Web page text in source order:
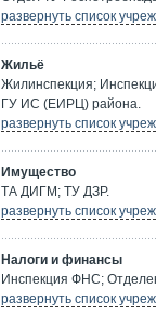
развернуть список
Жильё
Жилинспекция;
ГУ ИС (ЕИРЦ) района.
развернуть список
Имущество
ТА ДИГМ; ТУ ДЗР.
развернуть список
Налоги и финансы
Инспекция ФНС;
развернуть список